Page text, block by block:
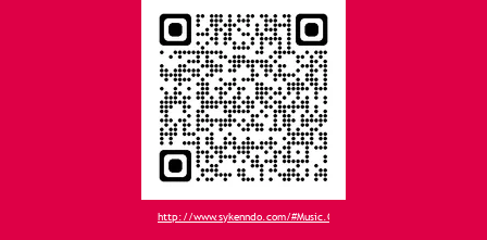
http://www.sykenndo.com/#Music.O